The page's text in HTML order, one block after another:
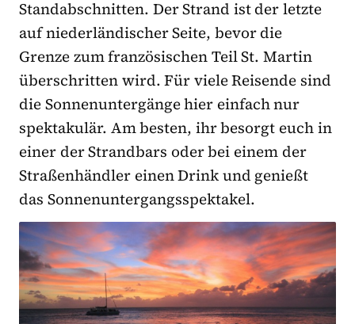
Standabschnitten. Der Strand ist der letzte
auf niederländischer Seite, bevor die
Grenze zum französischen Teil St. Martin
überschritten wird. Für viele Reisende sind
die Sonnenuntergänge hier einfach nur
spektakulär. Am besten, ihr besorgt euch in
einer der Strandbars oder bei einem der
Straßenhändler einen Drink und genießt
das Sonnenuntergangsspektakel.